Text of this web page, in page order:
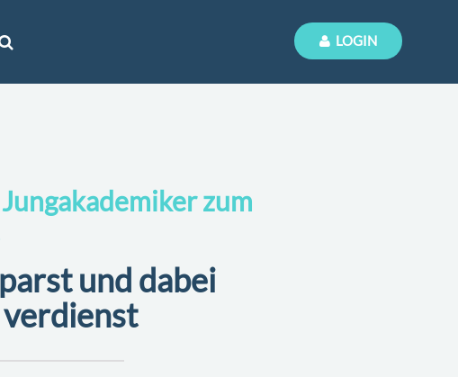
LOGIN
zum
und dabei